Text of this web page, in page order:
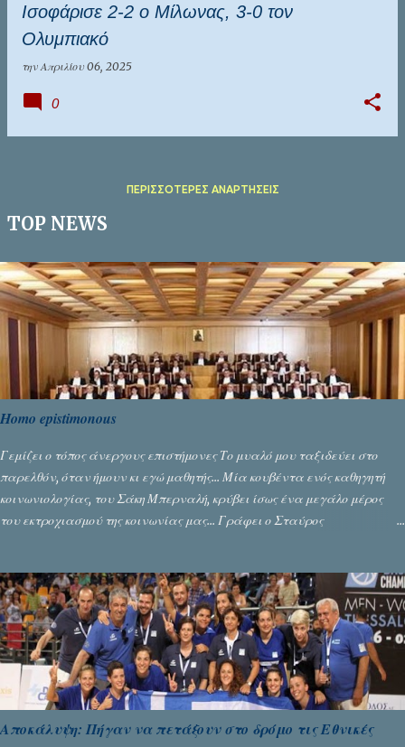
Ισοφάρισε 2-2 ο Μίλωνας, 3-0 τον
Ολυμπιακό
την Απριλίου 06, 2025
0
ΠΕΡΙΣΣΌΤΕΡΕΣ ΑΝΑΡΤΉΣΕΙΣ
TOP NEWS
Homo epistimonous
Γεμίζει ο τόπος άνεργους επιστήμονες Το μυαλό μου ταξιδεύει στο
παρελθόν, όταν ήμουν κι εγώ μαθητής... Μία κουβέντα ενός καθηγητή
κοινωνιολογίας, του Σάκη Μπερναλή, κρύβει ίσως ένα μεγάλο μέρος
του εκτροχιασμού της κοινωνίας μας... Γράφει ο Σταύρος
Αποκάλυψη: Πήγαν να πετάξουν στο δρόμο τις Εθνικές